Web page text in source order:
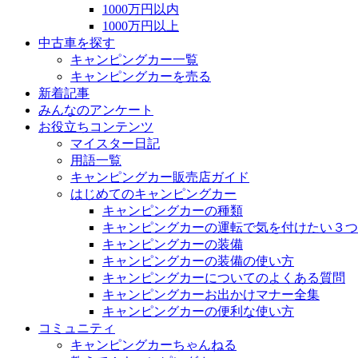
1000万円以内
1000万円以上
中古車を探す
キャンピングカー一覧
キャンピングカーを売る
新着記事
みんなのアンケート
お役立ちコンテンツ
マイスター日記
用語一覧
キャンピングカー販売店ガイド
はじめてのキャンピングカー
キャンピングカーの種類
キャンピングカーの運転で気を付けたい３
キャンピングカーの装備
キャンピングカーの装備の使い方
キャンピングカーについてのよくある質問
キャンピングカーお出かけマナー全集
キャンピングカーの便利な使い方
コミュニティ
キャンピングカーちゃんねる